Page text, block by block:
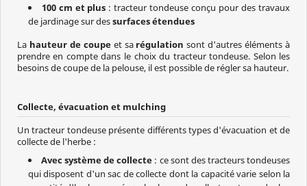
100 cm et plus : tracteur tondeuse conçu pour des travaux
de jardinage sur dessurfaces étendues
La hauteur de coupeet sa régulation sont d'autres éléments à
prendre en compte dans le choix du tracteur tondeuse. Selon les
besoins de coupe de la pelouse, il est possible de régler sa hauteur.
Collecte, évacuation et mulching
Un tracteur tondeuse présente différents types d'évacuation et de
collecte de l'herbe :
Avec système de collecte : ce sont des tracteurs tondeuses
qui disposent d'un sac de collecte dont la capacité varie selon la